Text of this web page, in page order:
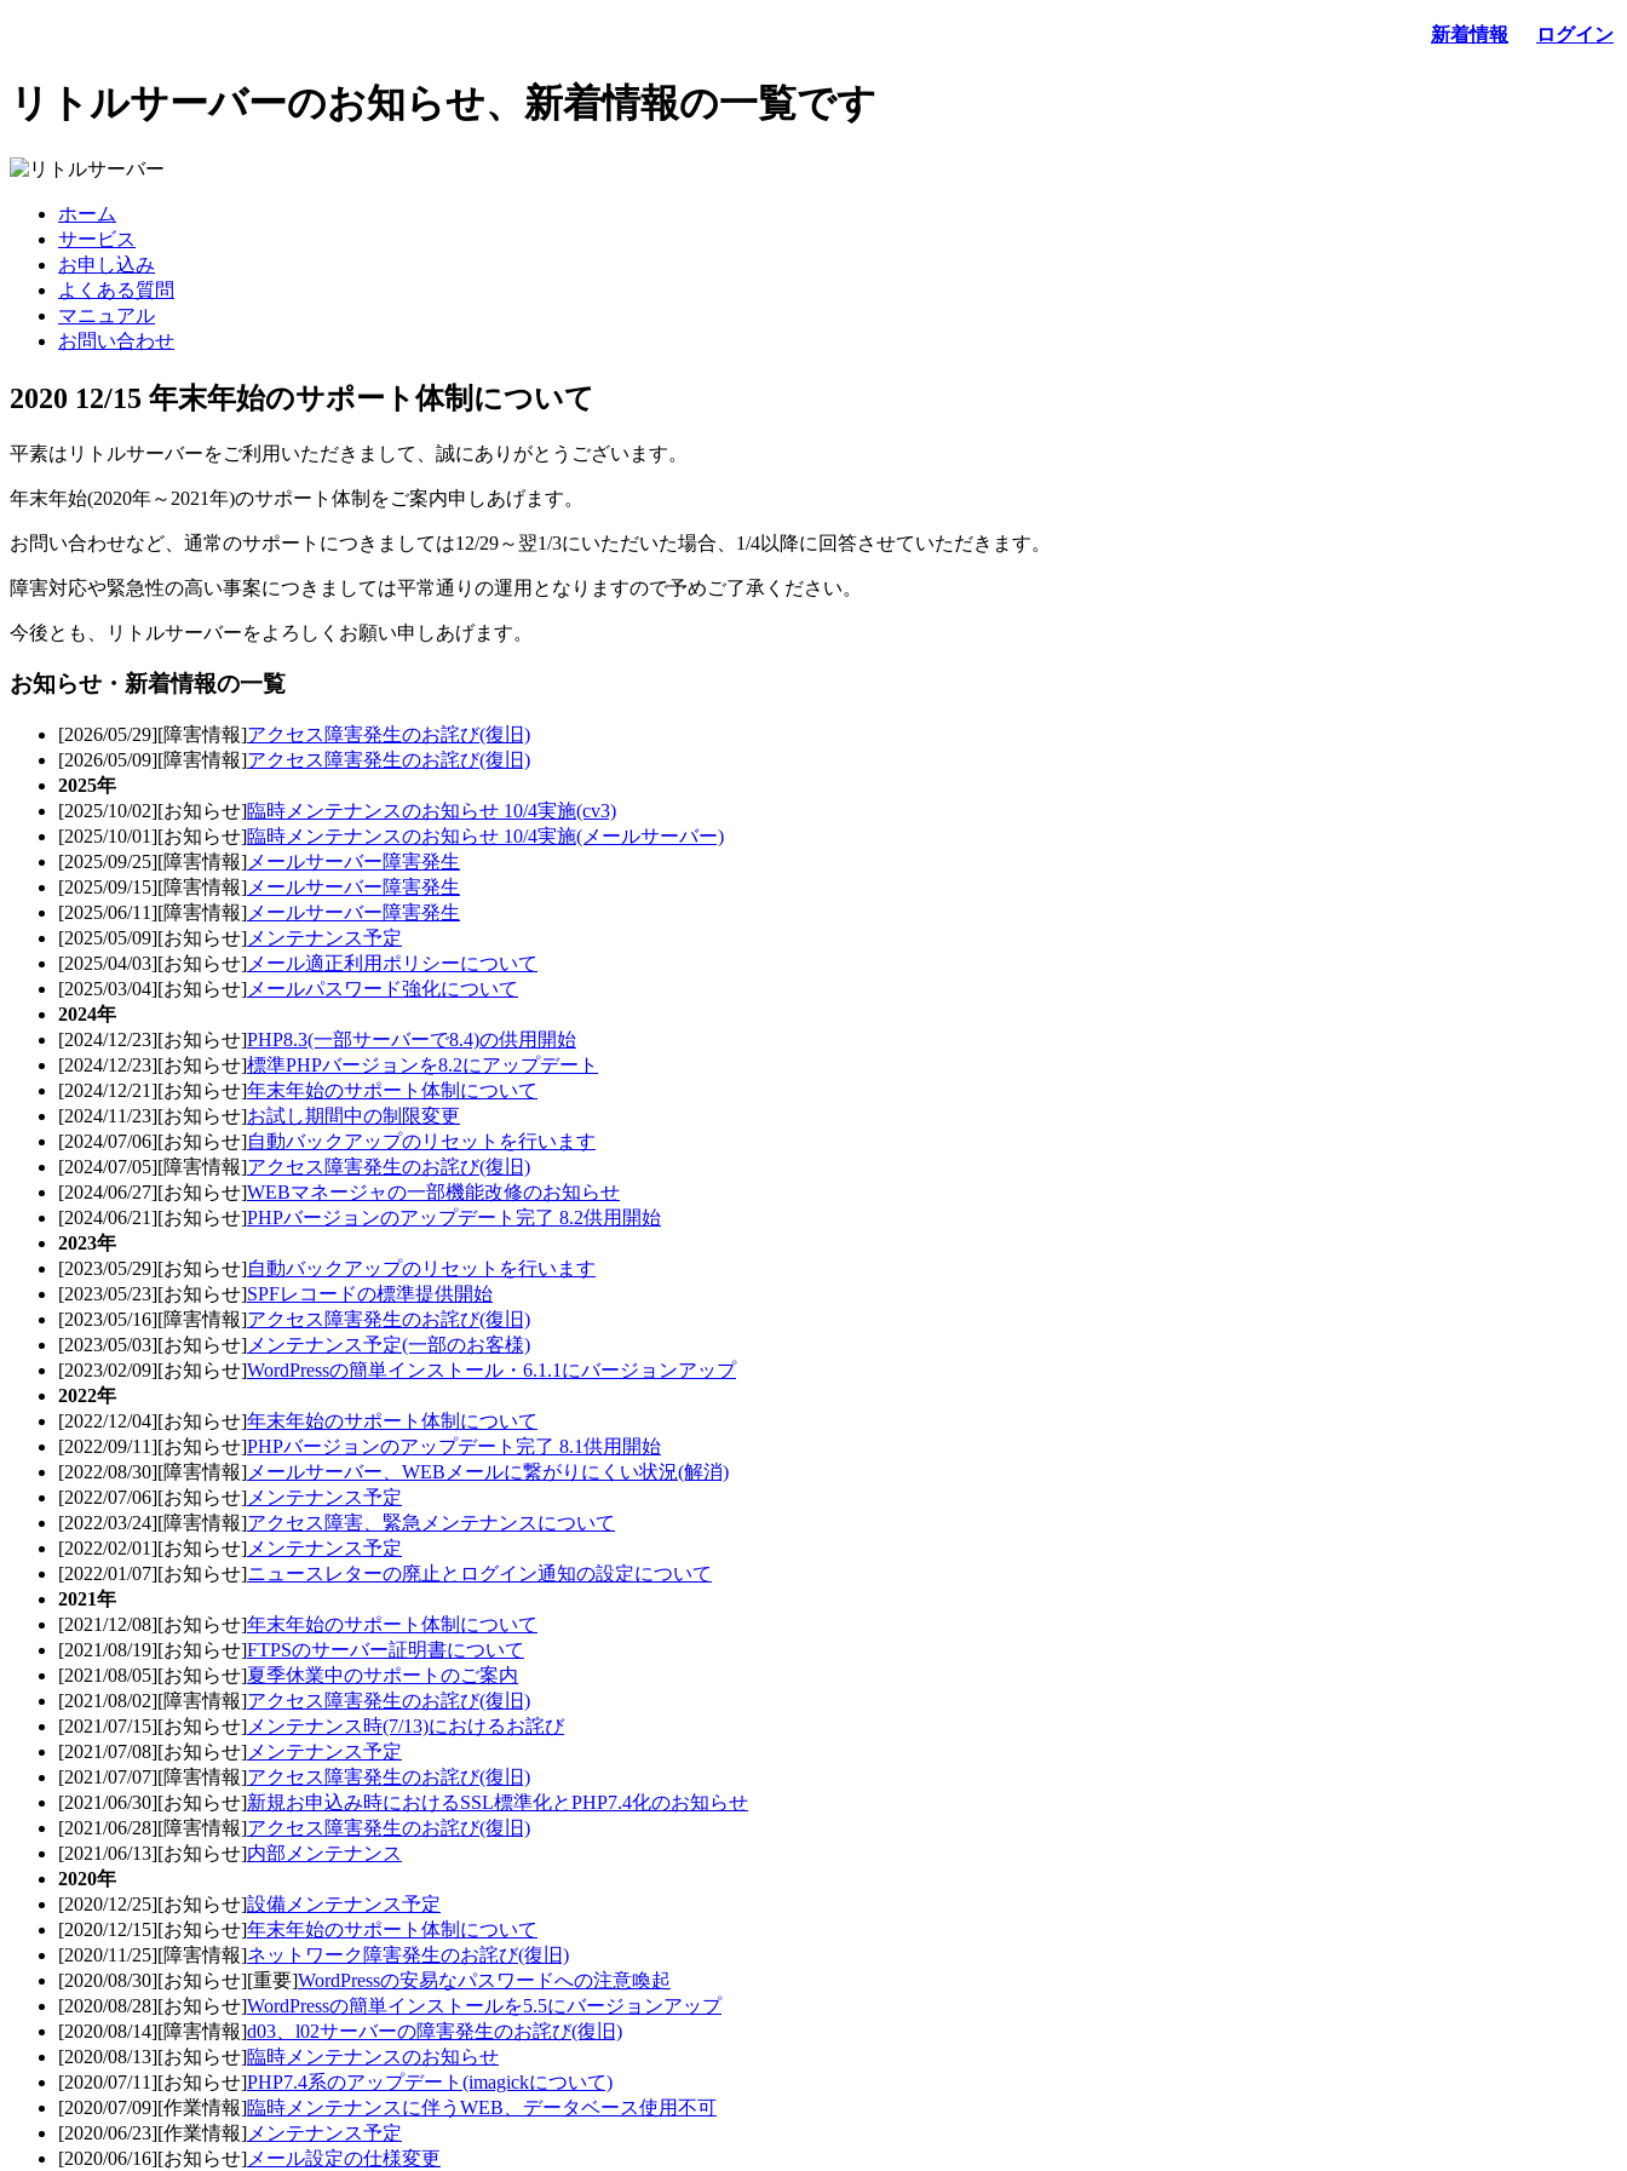
新着情報 ログイン
リトルサーバーのお知らせ、新着情報の一覧です
ホーム
サービス
お申し込み
よくある質問
マニュアル
お問い合わせ
2020 12/15 年末年始のサポート体制について
平素はリトルサーバーをご利用いただきまして、誠にありがとうございます。
年末年始(2020年～2021年)のサポート体制をご案内申しあげます。
お問い合わせなど、通常のサポートにつきましては12/29～翌1/3にいただいた場合、1/4以降に回答させていただきます。
障害対応や緊急性の高い事案につきましては平常通りの運用となりますので予めご了承ください。
今後とも、リトルサーバーをよろしくお願い申しあげます。
お知らせ・新着情報の一覧
[2026/05/29][障害情報]アクセス障害発生のお詫び(復旧)
[2026/05/09][障害情報]アクセス障害発生のお詫び(復旧)
2025年
[2025/10/02][お知らせ]臨時メンテナンスのお知らせ 10/4実施(cv3)
[2025/10/01][お知らせ]臨時メンテナンスのお知らせ 10/4実施(メールサーバー)
[2025/09/25][障害情報] メールサーバー障害発生
[2025/09/15][障害情報] メールサーバー障害発生
[2025/06/11][障害情報] メールサーバー障害発生
[2025/05/09][お知らせ] メンテナンス予定
[2025/04/03][お知らせ] メール適正利用ポリシーについて
[2025/03/04][お知らせ] メールパスワード強化について
2024年
[2024/12/23][お知らせ]PHP8.3(一部サーバーで8.4)の供用開始
[2024/12/23][お知らせ]標準PHPバージョンを8.2にアップデート
[2024/12/21][お知らせ]年末年始のサポート体制について
[2024/11/23][お知らせ]お試し期間中の制限変更
[2024/07/06][お知らせ]自動バックアップのリセットを行います
[2024/07/05][障害情報]アクセス障害発生のお詫び(復旧)
[2024/06/27][お知らせ]WEBマネージャの一部機能改修のお知らせ
[2024/06/21][お知らせ]PHPバージョンのアップデート完了 8.2供用開始
2023年
[2023/05/29][お知らせ]自動バックアップのリセットを行います
[2023/05/23][お知らせ]SPFレコードの標準提供開始
[2023/05/16][障害情報]アクセス障害発生のお詫び(復旧)
[2023/05/03][お知らせ] メンテナンス予定(一部のお客様)
[2023/02/09][お知らせ]WordPressの簡単インストール・6.1.1にバージョンアップ
2022年
[2022/12/04][お知らせ]年末年始のサポート体制について
[2022/09/11][お知らせ]PHPバージョンのアップデート完了 8.1供用開始
[2022/08/30][障害情報] メールサーバー、WEBメールに繋がりにくい状況(解消)
[2022/07/06][お知らせ] メンテナンス予定
[2022/03/24][障害情報]アクセス障害、緊急メンテナンスについて
[2022/02/01][お知らせ] メンテナンス予定
[2022/01/07][お知らせ]ニュースレターの廃止とログイン通知の設定について
2021年
[2021/12/08][お知らせ]年末年始のサポート体制について
[2021/08/19][お知らせ]FTPSのサーバー証明書について
[2021/08/05][お知らせ]夏季休業中のサポートのご案内
[2021/08/02][障害情報]アクセス障害発生のお詫び(復旧)
[2021/07/15][お知らせ] メンテナンス時(7/13)におけるお詫び
[2021/07/08][お知らせ] メンテナンス予定
[2021/07/07][障害情報]アクセス障害発生のお詫び(復旧)
[2021/06/30][お知らせ]新規お申込み時におけるSSL標準化とPHP7.4化のお知らせ
[2021/06/28][障害情報]アクセス障害発生のお詫び(復旧)
[2021/06/13][お知らせ]内部メンテナンス
2020年
[2020/12/25][お知らせ]設備メンテナンス予定
[2020/12/15][お知らせ]年末年始のサポート体制について
[2020/11/25][障害情報]ネットワーク障害発生のお詫び(復旧)
[2020/08/30][お知らせ][重要]WordPressの安易なパスワードへの注意喚起
[2020/08/28][お知らせ]WordPressの簡単インストールを5.5にバージョンアップ
[2020/08/14][障害情報]d03、l02サーバーの障害発生のお詫び(復旧)
[2020/08/13][お知らせ]臨時メンテナンスのお知らせ
[2020/07/11][お知らせ]PHP7.4系のアップデート(imagickについて)
[2020/07/09][作業情報]臨時メンテナンスに伴うWEB、データベース使用不可
[2020/06/23][作業情報] メンテナンス予定
[2020/06/16][お知らせ] メール設定の仕様変更